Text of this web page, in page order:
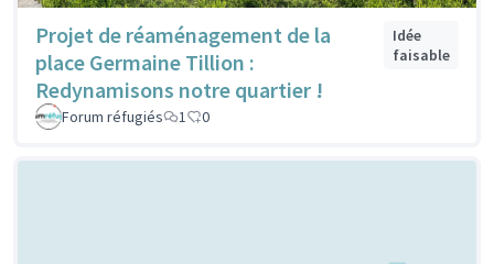
Projet de réaménagement de la
place Germaine Tillion :
Redynamisons notre quartier !
Idée
faisable
Forum réfugiés 1 0